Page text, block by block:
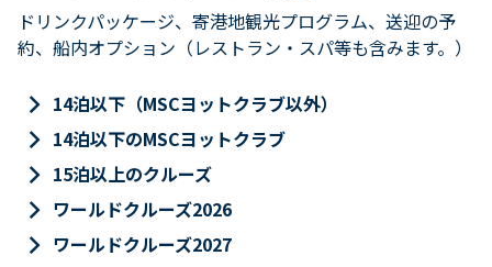
ドリンクパッケージ、寄港地観光プログラム、送迎の予
約、船内オプション（レストラン・スパ等も含みます。）
keyboard_arrow_right 14泊以下（MSCヨットクラブ以外）
keyboard_arrow_right 14泊以下のMSCヨットクラブ
keyboard_arrow_right 15泊以上のクルーズ
keyboard_arrow_right ワールドクルーズ2026
keyboard_arrow_right ワールドクルーズ2027